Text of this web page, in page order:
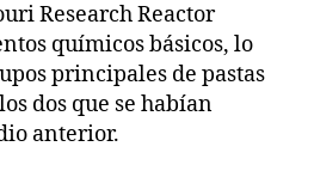
Research Reactor
químicos básicos, lo
principales de pastas
dos que se habían
anterior.